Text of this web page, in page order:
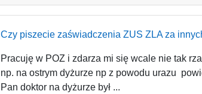
Czy piszecie zaświadczenia ZUS ZLA za
Pracuję w POZ i zdarza mi się wcale nie tak
np. na ostrym dyżurze np z powodu urazu
Pan doktor na dyżurze był ...